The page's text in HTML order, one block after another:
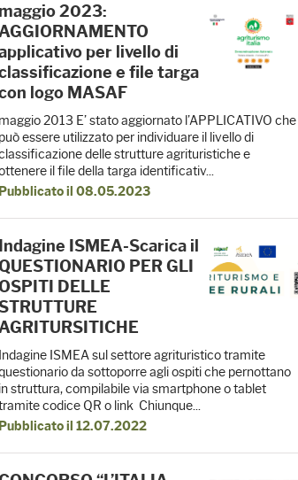
maggio 2023:
per livello di
e file targa
logo MASAF
maggio 2013 E’ stato aggiornato l’APPLICATIVO che
può essere utilizzato per individuare il livello di
delle strutture agrituristiche e
il file della targa identificativ...
Pubblicato il 08.05.2023
Indagine ISMEA-Scarica il
PER GLI
DELLE
Indagine ISMEA sul settore agrituristico tramite
da sottoporre agli ospiti che pernottano
in struttura, compilabile via smartphone o tablet
codice QR o link Chiunque...
Pubblicato il 12.07.2022